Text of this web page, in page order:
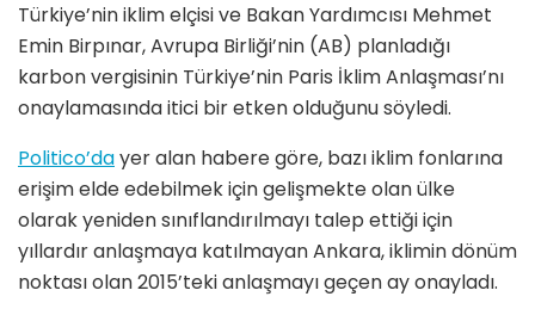
Türkiye’nin iklim elçisi ve Bakan Yardımcısı Mehmet
Emin Birpınar, Avrupa Birliği’nin (AB) planladığı
karbon vergisinin Türkiye’nin Paris İklim Anlaşması’nı
onaylamasında itici bir etken olduğunu söyledi.
Politico’dayer alan habere göre, bazı iklim fonlarına
erişim elde edebilmek için gelişmekte olan ülke
olarak yeniden sınıflandırılmayı talep ettiği için
yıllardır anlaşmaya katılmayan Ankara, iklimin dönüm
noktası olan 2015’teki anlaşmayı geçen ay onayladı.